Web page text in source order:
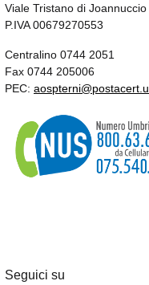
Viale Tristano di
P.IVA 00679270553
Centralino 0744 2051
Fax 0744 205006
PEC:
Seguici su